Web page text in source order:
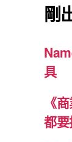
剛
具
《
都